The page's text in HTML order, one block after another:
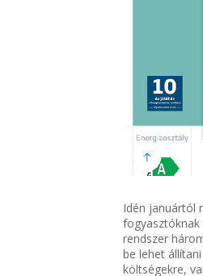
Idén januártól
fogyasztóknak
rendszer
be lehet
költségekre,